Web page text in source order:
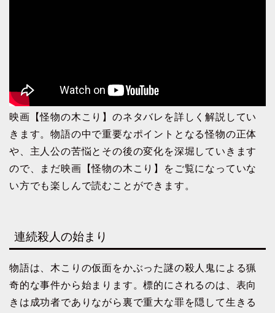
映画【怪物の木こり】のネタバレを詳しく解説してい
きます。物語の中で重要なポイントとなる怪物の正体
や、主人公の苦悩とその後の変化を深堀していきます
ので、まだ映画【怪物の木こり】をご覧になっていな
い方でも楽しんで読むことができます。
連続殺人の始まり
物語は、木こりの仮面をかぶった謎の殺人鬼による猟
奇的な事件から始まります。標的にされるのは、表向
きは成功者でありながら裏で重大な罪を隠して生きる